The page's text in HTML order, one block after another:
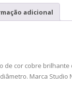
adicional
de cor cobre brilhante
Marca Studio